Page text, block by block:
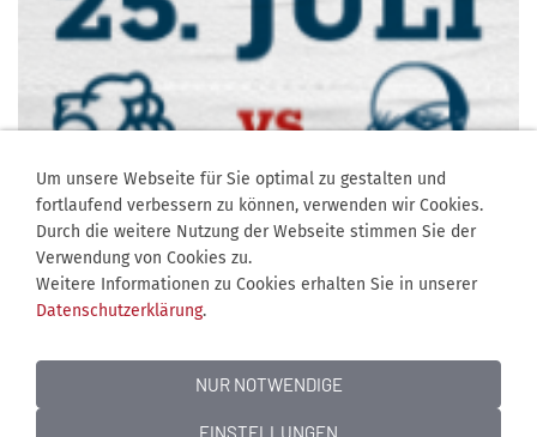
Um unsere Webseite für Sie optimal zu gestalten und
fortlaufend verbessern zu können, verwenden wir Cookies.
Durch die weitere Nutzung der Webseite stimmen Sie der
Verwendung von Cookies zu.
Weitere Informationen zu Cookies erhalten Sie in unserer
Datenschutzerklärung.
NUR NOTWENDIGE
EINSTELLUNGEN